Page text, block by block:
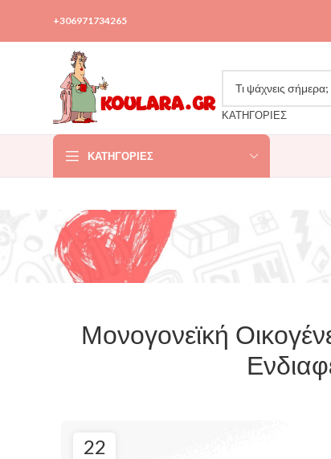
+306971734265
ΚΑΤΗΓΟΡΙΕΣ
ΚΑΤΗΓΟΡΊΕΣ
Μονογονεϊκή
22